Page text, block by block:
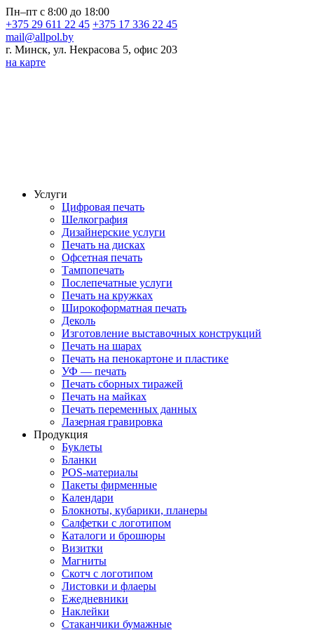
Пн–пт с 8:00 до 18:00
+375 29 611 22 45 +375 17 336 22 45
mail@allpol.by
г. Минск, ул. Некрасова 5, офис 203
на карте
Услуги
Цифровая печать
Шелкография
Дизайнерские услуги
Печать на дисках
Офсетная печать
Тампопечать
Послепечатные услуги
Печать на кружках
Широкоформатная печать
Деколь
Изготовление выставочных конструкций
Печать на шарах
Печать на пенокартоне и пластике
УФ — печать
Печать сборных тиражей
Печать на майках
Печать переменных данных
Лазерная гравировка
Продукция
Буклеты
Бланки
POS-материалы
Пакеты фирменные
Календари
Блокноты, кубарики, планеры
Салфетки с логотипом
Каталоги и брошюры
Визитки
Магниты
Скотч с логотипом
Листовки и флаеры
Ежедневники
Наклейки
Стаканчики бумажные